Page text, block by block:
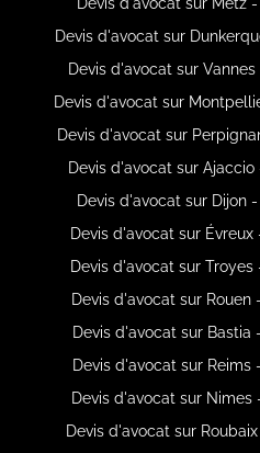
Devis d'avocat sur
Devis d'avocat sur
Devis d'avocat sur
Devis d'avocat sur
Devis d'avocat sur
Devis d'avocat sur Dijon
Devis d'avocat sur
Devis d'avocat sur
Devis d'avocat sur
Devis d'avocat sur
Devis d'avocat sur
Devis d'avocat sur
Devis d'avocat sur